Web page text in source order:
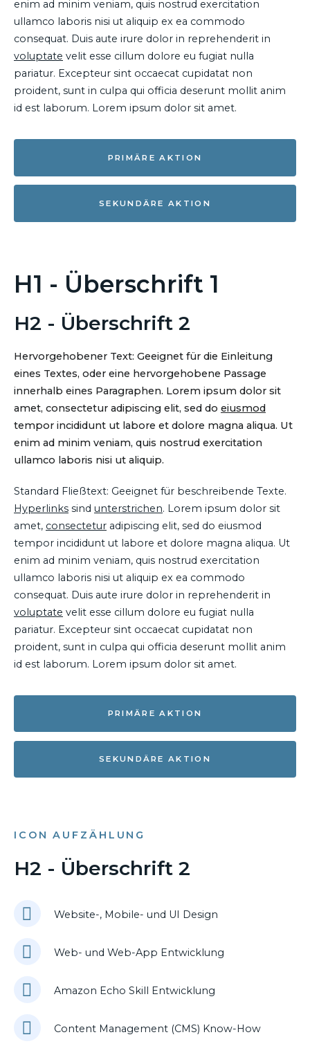
enim ad minim veniam, quis nostrud exercitation
ullamco laboris nisi ut aliquip ex ea commodo
consequat. Duis aute irure dolor in reprehenderit in
voluptate velit esse cillum dolore eu fugiat nulla
pariatur. Excepteur sint occaecat cupidatat non
proident, sunt in culpa qui officia deserunt mollit anim
id est laborum. Lorem ipsum dolor sit amet.
PRIMÄRE AKTION
SEKUNDÄRE AKTION
H1 - Überschrift 1
H2 - Überschrift 2
Hervorgehobener Text: Geeignet für die Einleitung
eines Textes, oder eine hervorgehobene Passage
innerhalb eines Paragraphen. Lorem ipsum dolor sit
amet, consectetur adipiscing elit, sed do eiusmod
tempor incididunt ut labore et dolore magna aliqua. Ut
enim ad minim veniam, quis nostrud exercitation
ullamco laboris nisi ut aliquip.
Standard Fließtext: Geeignet für beschreibende Texte.
Hyperlinks sind unterstrichen. Lorem ipsum dolor sit
amet, consectetur adipiscing elit, sed do eiusmod
tempor incididunt ut labore et dolore magna aliqua. Ut
enim ad minim veniam, quis nostrud exercitation
ullamco laboris nisi ut aliquip ex ea commodo
consequat. Duis aute irure dolor in reprehenderit in
voluptate velit esse cillum dolore eu fugiat nulla
pariatur. Excepteur sint occaecat cupidatat non
proident, sunt in culpa qui officia deserunt mollit anim
id est laborum. Lorem ipsum dolor sit amet.
PRIMÄRE AKTION
SEKUNDÄRE AKTION
ICON AUFZÄHLUNG
H2 - Überschrift 2
Website-, Mobile- und UI Design
Web- und Web-App Entwicklung
Amazon Echo Skill Entwicklung
Content Management (CMS) Know-How